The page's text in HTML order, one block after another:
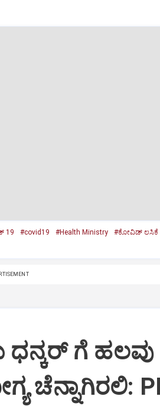
19 #covid19 #Health Ministry
#ಕೋವಿಡ್ ಲಸಿಕೆ
ಧನ್ಕರ್‌ ಗೆ ಹಲವು
ಚೆನ್ನಾಗಿರಲಿ: